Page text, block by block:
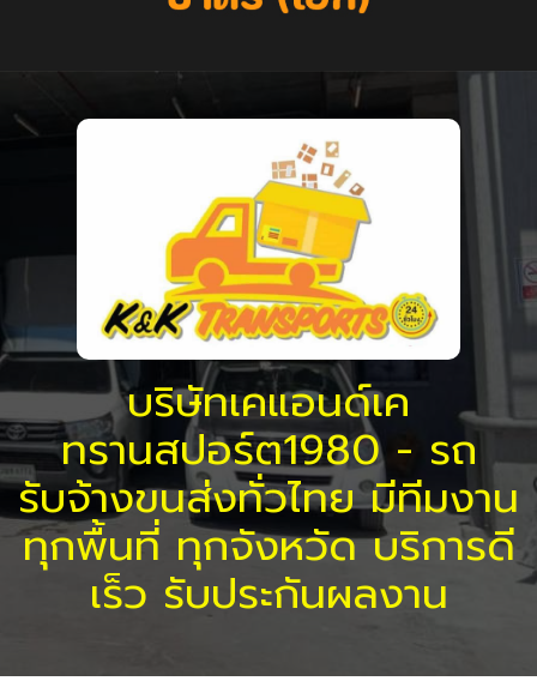
บริษัทเคแอนด์เค
ทรานสปอร์ต1980 - รถ
รับจ้างขนส่งทั่วไทย มีทีมงาน
ทุกพื้นที่ ทุกจังหวัด บริการดี
เร็ว รับประกันผลงาน